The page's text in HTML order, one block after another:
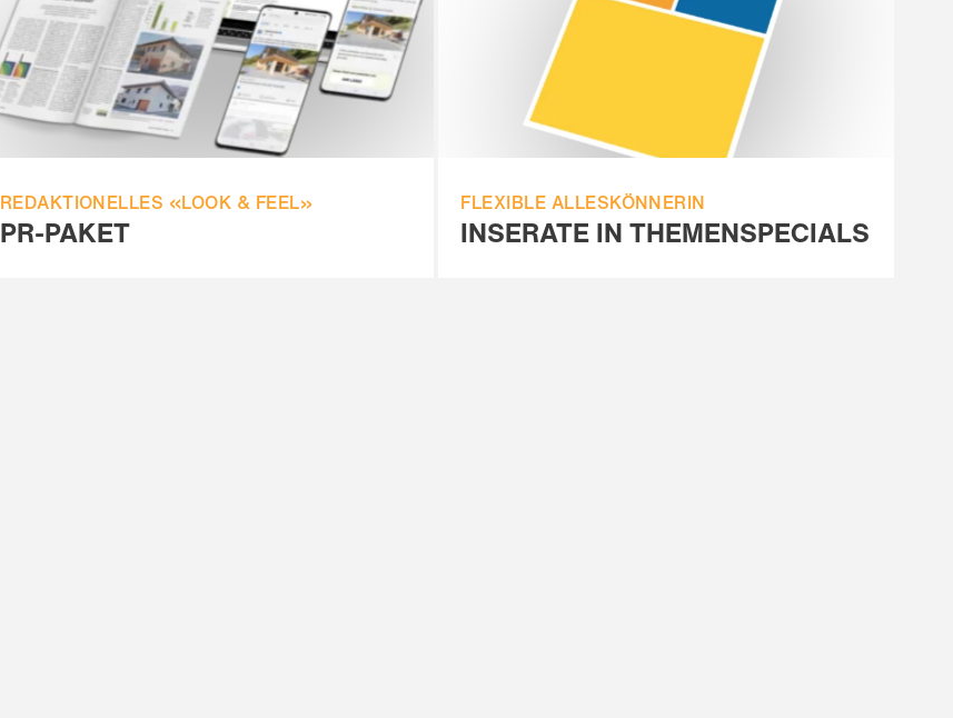
REDAKTIONELLES «LOOK & FEEL»
PR-PAKET
FLEXIBLE ALLESKÖNNERIN
INSERATE IN THEMENSPECIALS